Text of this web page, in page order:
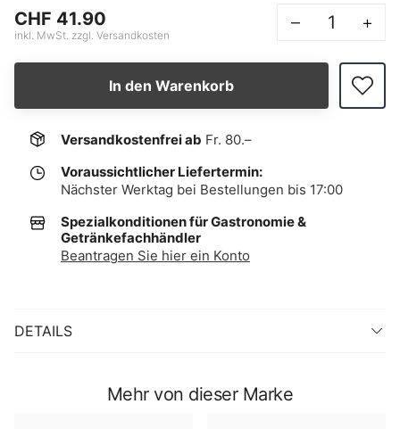
CHF 41.90
inkl. MwSt. zzgl. Versandkosten
– +
In den Warenkorb
Versandkostenfrei ab Fr. 80.–
Voraussichtlicher Liefertermin:
Nächster Werktag bei Bestellungen bis 17:00
Spezialkonditionen für Gastronomie &
Getränkefachhändler
Beantragen Sie hier ein Konto
DETAILS
Mehr von dieser Marke